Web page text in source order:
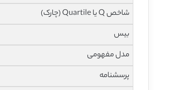
شاخص Q یا Quartile (چارک)
بیس
مدل مفهومی
پرسشنامه